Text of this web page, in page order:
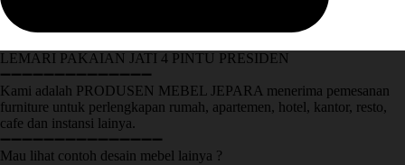
LEMARI PAKAIAN JATI 4 PINTU PRESIDEN
➖➖➖➖➖➖➖➖➖➖➖➖➖➖
Kami adalah PRODUSEN MEBEL JEPARA menerima pemesanan
furniture untuk perlengkapan rumah, apartemen, hotel, kantor, resto,
cafe dan instansi lainya.
➖➖➖➖➖➖➖➖➖➖➖➖➖➖➖
Mau lihat contoh desain mebel lainya ?